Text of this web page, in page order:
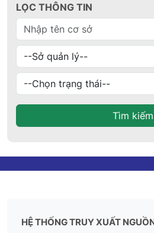
LỌC THÔNG TIN
Tìm kiếm
HỆ THỐNG TRUY XUẤT